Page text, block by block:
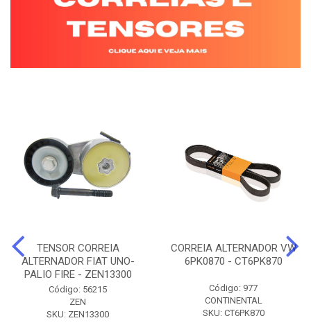
TENSOR CORREIA
ALTERNADOR FIAT UNO-
PALIO FIRE - ZEN13300
Código: 56215
ZEN
SKU: ZEN13300
CORREIA ALTERNADOR VW
6PK0870 - CT6PK870
Código: 977
CONTINENTAL
SKU: CT6PK870